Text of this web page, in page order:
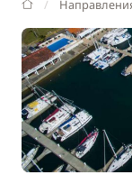
GlobeSailor